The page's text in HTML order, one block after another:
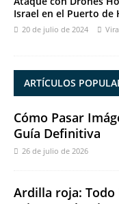
Israel en el Puerto de
20 de julio de 2024
ARTÍCULOS
Cómo Pasar
Guía Definitiva
26 de julio de 2026
Ardilla roja: Todo